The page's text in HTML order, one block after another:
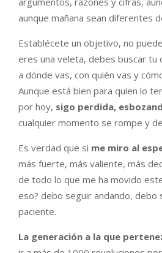
aunque mañana sean diferentes
Establécete un objetivo, no
eres una veleta, debes buscar tu
a dónde vas, con quién vas y
Aunque está bien para quien lo
por hoy, sigo perdida,
cualquier momento se rompe y
Es verdad que si me miro al
más fuerte, más valiente, más
de todo lo que me ha movido
eso? debo seguir andando, debo
paciente.
La generación a la que